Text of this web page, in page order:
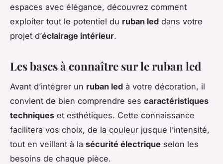
espaces avec élégance, découvrez comment
exploiter tout le potentiel du ruban led dans votre
projet d’éclairage intérieur.
Les bases à connaître sur le ruban led
Avant d’intégrer un ruban led à votre décoration, il
convient de bien comprendre ses caractéristiques
techniques et esthétiques. Cette connaissance
facilitera vos choix, de la couleur jusque l’intensité,
tout en veillant à la sécurité électrique selon les
besoins de chaque pièce.